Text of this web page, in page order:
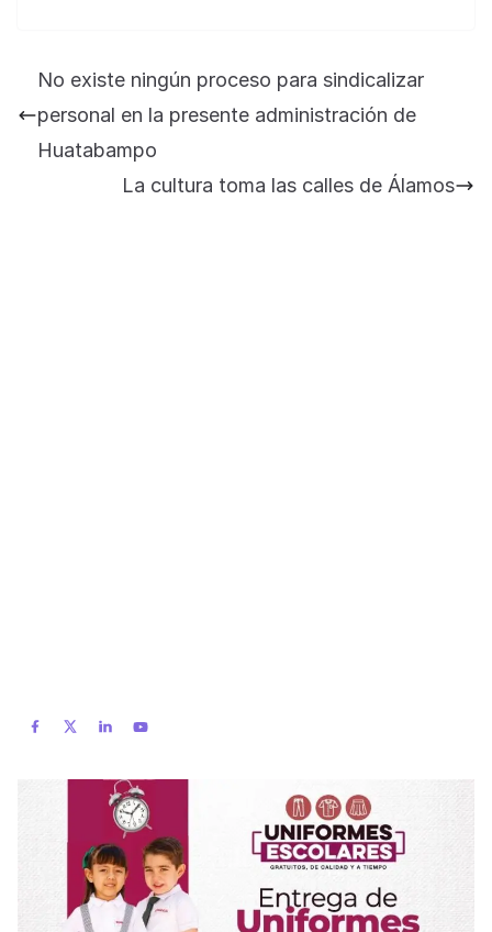
No existe ningún proceso para sindicalizar
personal en la presente administración de
Huatabampo
La cultura toma las calles de Álamos
presente en la conferencia del gobernador
de Sonora Dr. Alfonso Durazo se esperan
importantes anuncios en el tema de salud
para la Universidad y para el municipio